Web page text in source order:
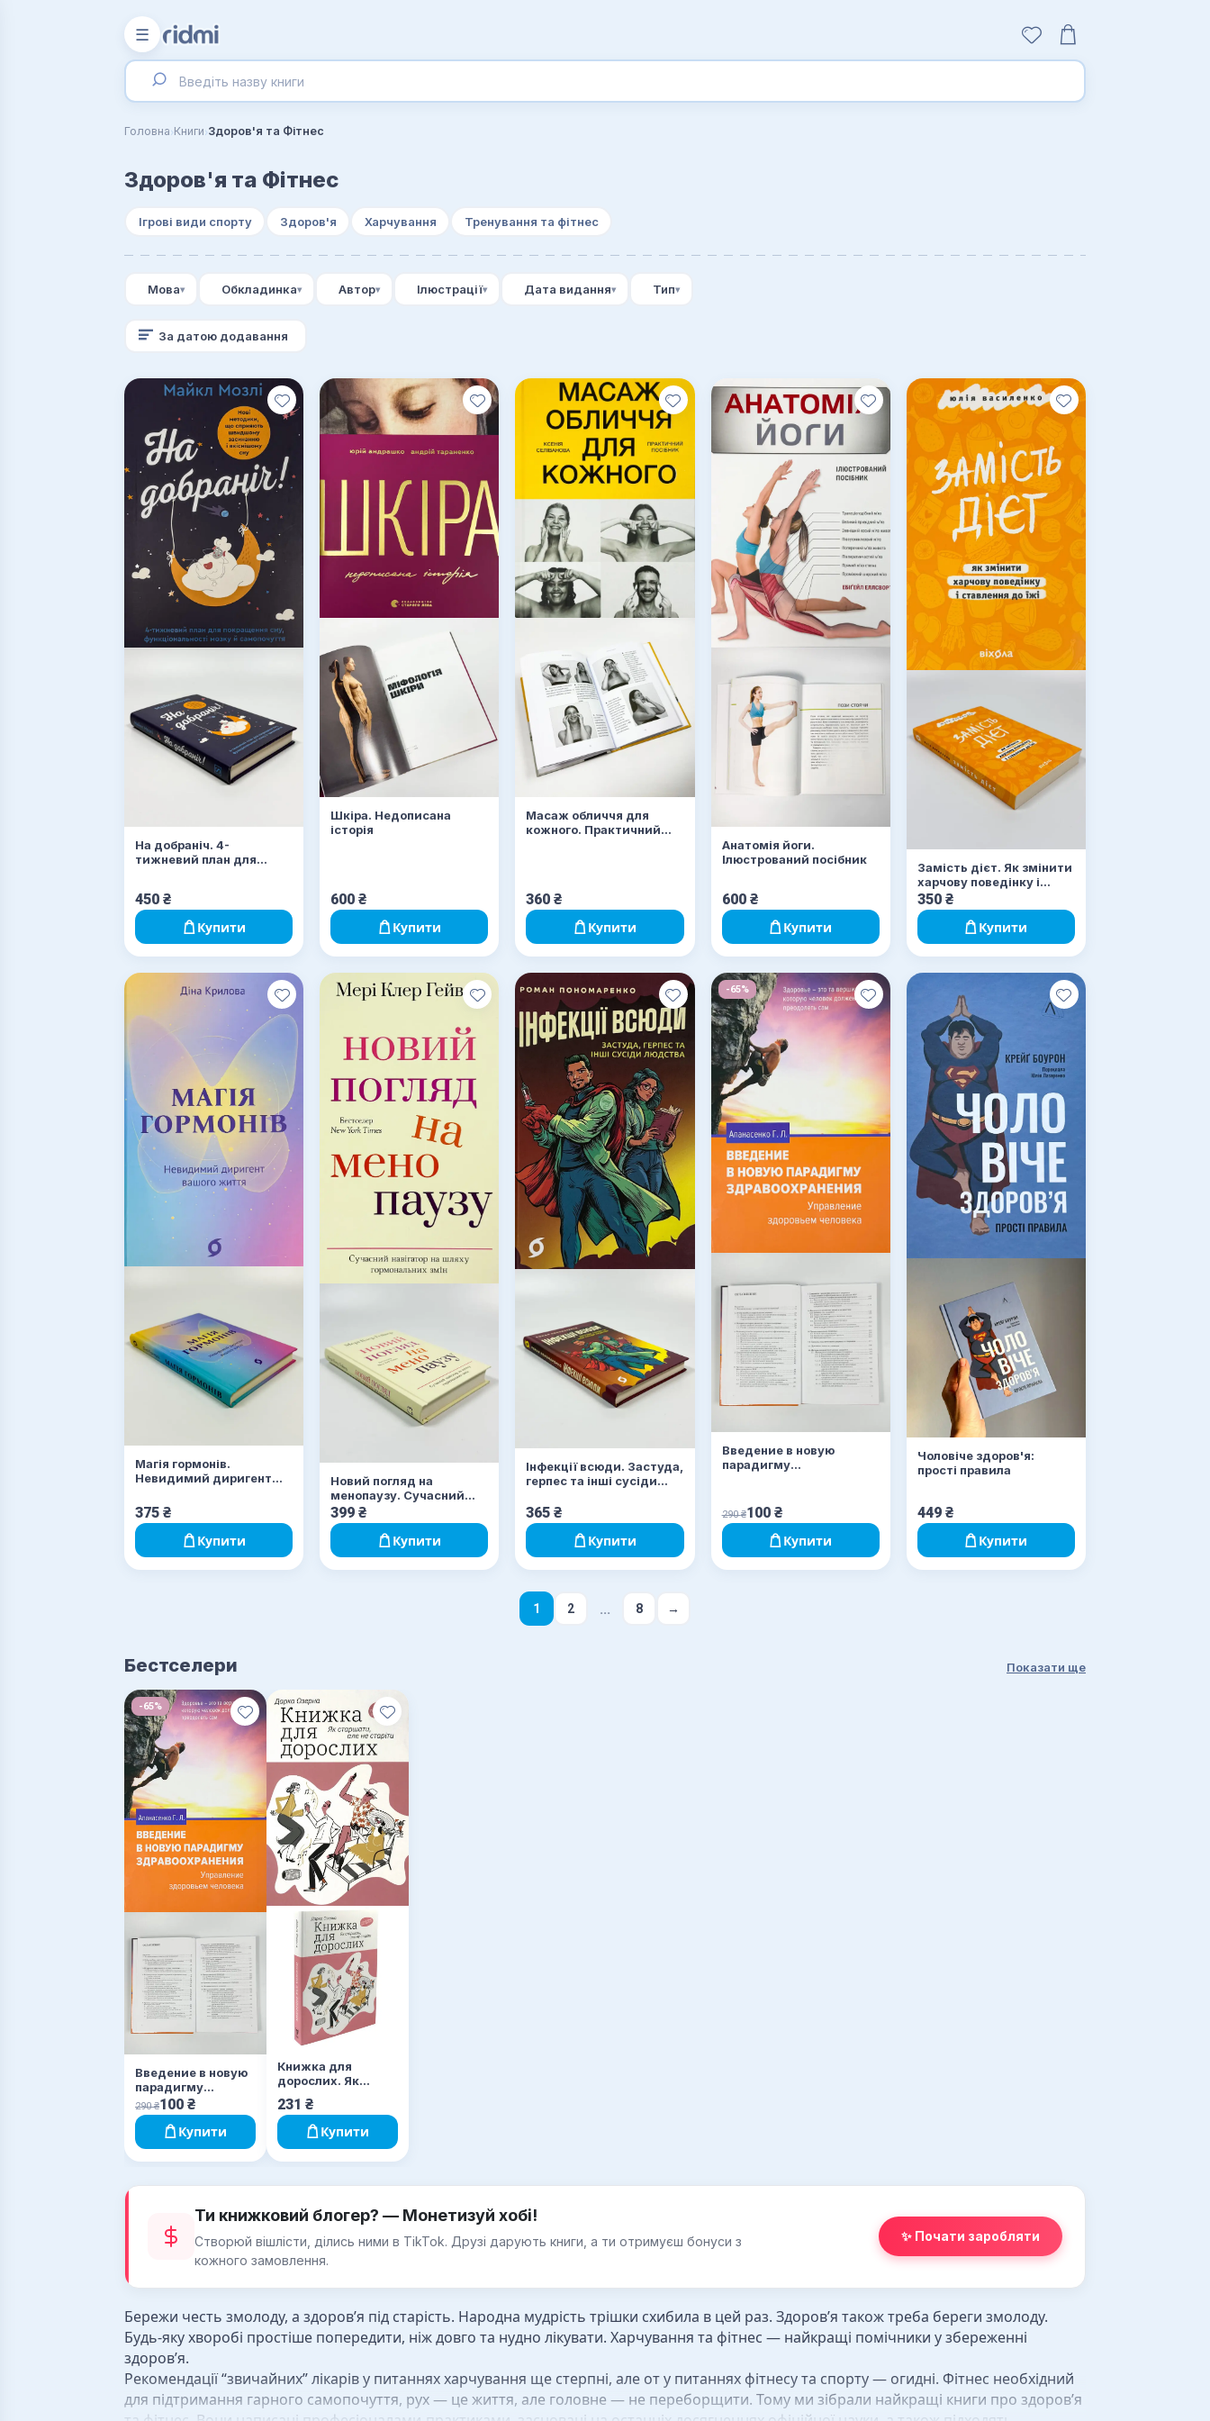
☰
Головна›Книги›Здоров'я та Фітнес
Здоров'я та Фітнес
Ігрові види спорту Здоров'я Харчування Тренування та фітнес
Мова Обкладинка Автор Ілюстрації Дата видання Тип
За датою додавання
На добраніч. 4-
тижневий план для
і самопочуття
450 ₴
Купити
Шкіра. Недописана
історія
600₴
Купити
Масаж обличчя для
кожного. Практичний
360₴
Купити
Анатомія йоги.
Ілюстрований посібник
600 ₴
Купити
Замість дієт. Як змінити
харчову поведінку і
ставлення до їжі
350 ₴
Купити
Магія гормонів.
Невидимий диригент
375 ₴
Купити
Новий погляд на
менопаузу. Сучасний
навігатор на шляху
гормональних змін
399₴
Купити
Інфекції всюди. Застуда,
герпес та інші сусіди
365₴
Купити
-65%
Введение в новую
парадигму
290₴100 ₴
Купити
Чоловіче здоров'я:
прості правила
449 ₴
Купити
1 2 ... 8 →
Бестселери Показати ще
-65%
Введение в новую
парадигму
здравоохранения.
Здоровье и фитнес
290₴100 ₴
Купити
Книжка для
дорослих. Як
старіти
231 ₴
Купити
Ти книжковий блогер? — Монетизуй хобі!
Створюй вішлісти, ділись ними в TikTok. Друзі дарують книги, а ти отримуєш бонуси з
кожного замовлення.
✨ Почати заробляти
Бережи честь змолоду, а здоров’я під старість. Народна мудрість трішки схибила в цей раз. Здоров’я також треба береги змолоду.
Будь-яку хворобі простіше попередити, ніж довго та нудно лікувати. Харчування та фітнес — найкращі помічники у збереженні
здоров’я.
Рекомендації “звичайних” лікарів у питаннях харчування ще стерпні, але от у питаннях фітнесу та спорту — огидні. Фітнес необхідний
для підтримання гарного самопочуття, рух — це життя, але головне — не переборщити. Тому ми зібрали найкращі книги про здоров’я